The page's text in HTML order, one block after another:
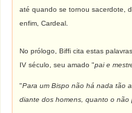
até quando se tornou sacerdote,
enfim, Cardeal.
No prólogo, Biffi cita estas
IV século, seu amado "pai e
"Para um Bispo não há nada tão
diante dos homens, quanto o não